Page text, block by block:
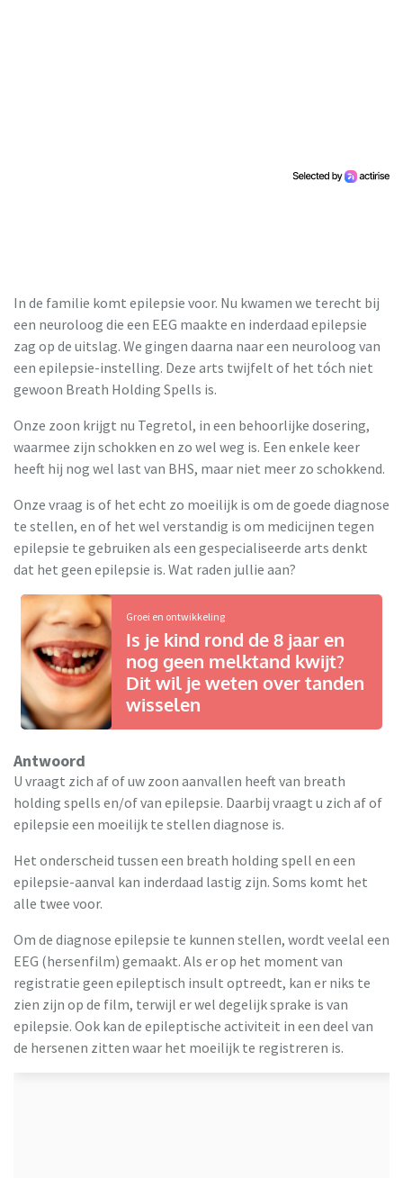
In de familie komt epilepsie voor. Nu kwamen we terecht bij
een neuroloog die een EEG maakte en inderdaad epilepsie
zag op de uitslag. We gingen daarna naar een neuroloog van
een epilepsie-instelling. Deze arts twijfelt of het tóch niet
gewoon Breath Holding Spells is.
Onze zoon krijgt nu Tegretol, in een behoorlijke dosering,
waarmee zijn schokken en zo wel weg is. Een enkele keer
heeft hij nog wel last van BHS, maar niet meer zo schokkend.
Onze vraag is of het echt zo moeilijk is om de goede diagnose
te stellen, en of het wel verstandig is om medicijnen tegen
epilepsie te gebruiken als een gespecialiseerde arts denkt
dat het geen epilepsie is. Wat raden jullie aan?
Groei en ontwikkeling
Is je kind rond de 8 jaar en
nog geen melktand kwijt?
Dit wil je weten over tanden
wisselen
Antwoord
U vraagt zich af of uw zoon aanvallen heeft van breath
holding spells en/of van epilepsie. Daarbij vraagt u zich af of
epilepsie een moeilijk te stellen diagnose is.
Het onderscheid tussen een breath holding spell en een
epilepsie-aanval kan inderdaad lastig zijn. Soms komt het
alle twee voor.
Om de diagnose epilepsie te kunnen stellen, wordt veelal een
EEG (hersenfilm) gemaakt. Als er op het moment van
registratie geen epileptisch insult optreedt, kan er niks te
zien zijn op de film, terwijl er wel degelijk sprake is van
epilepsie. Ook kan de epileptische activiteit in een deel van
de hersenen zitten waar het moeilijk te registreren is.